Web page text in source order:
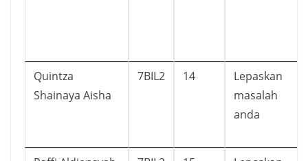
Quintza
Shainaya Aisha
7BIL2 14
Lepaskan
masalah
anda